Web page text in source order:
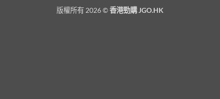
版權所有 2026 ©香港勁購 JGO.HK